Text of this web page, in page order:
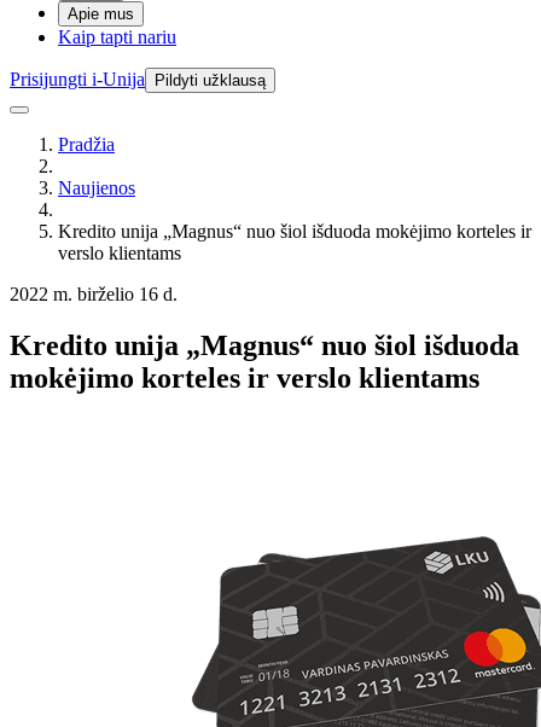
Apie mus
Kaip tapti nariu
Prisijungti i-Unija Pildyti užklausą
Pradžia
Naujienos
Kredito unija „Magnus“ nuo šiol išduoda mokėjimo korteles ir
verslo klientams
2022 m. birželio 16 d.
Kredito unija „Magnus“ nuo šiol išduoda
mokėjimo korteles ir verslo klientams